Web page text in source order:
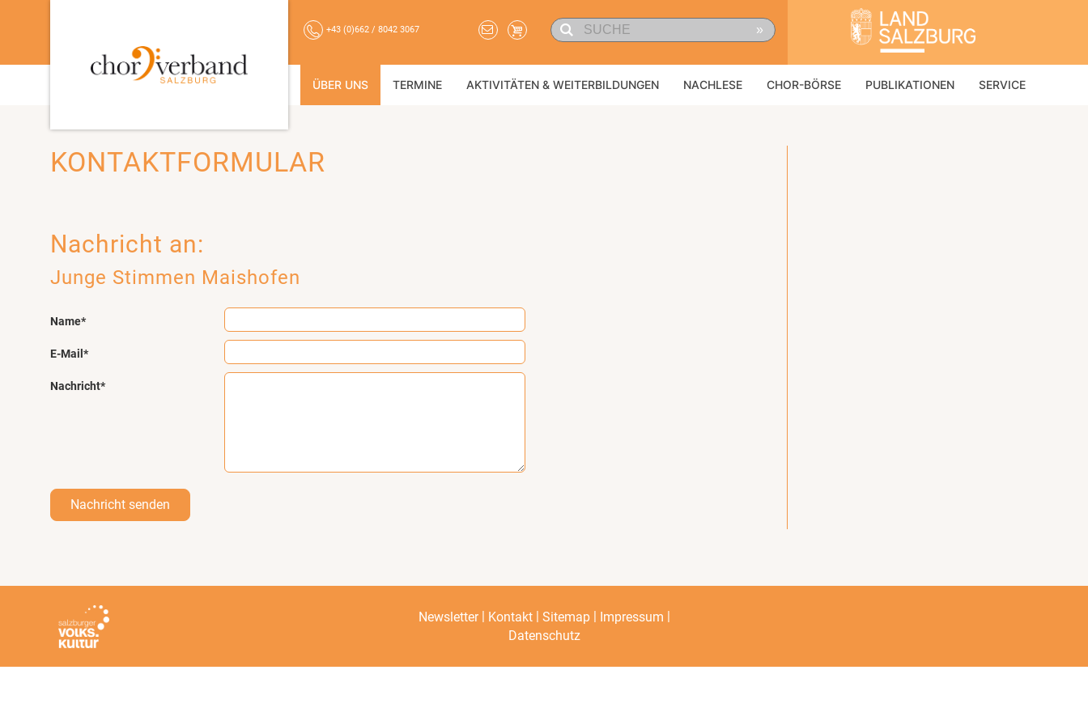
+43 (0)662 / 8042 3067 »
ÜBER UNS TERMINE AKTIVITÄTEN & WEITERBILDUNGEN NACHLESE CHOR-BÖRSE PUBLIKATIONEN SERVICE
KONTAKTFORMULAR
Nachricht an:
Junge Stimmen Maishofen
Name*
E-Mail*
Nachricht*
Nachricht senden
Newsletter| Kontakt| Sitemap| Impressum
Datenschutz